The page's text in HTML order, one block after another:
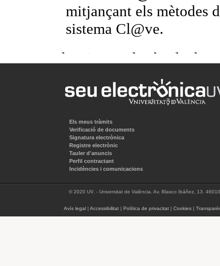
Els meus tràmits
Verificació de documents
Signatura electrònica
Registre electrònic
Tauler d'anuncis
Perfil contractant
Incidències i comunicacions
© 2020 UV. - Universitat de València. Av. Blasco Ibáñez, 13.
Avís legal | Accessibilitat | Política de privacitat | Cookies |